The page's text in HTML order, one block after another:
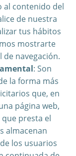
al contenido del
de nuestra
tus hábitos
mostrarte
navegación.
: Son
la forma más
que, en
página web,
presta el
almacenan
los usuarios